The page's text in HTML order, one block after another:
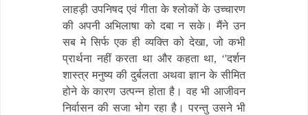
लाहड़ी उपनिषद एवं गीता के श्लोकों के उच्चारण
की अपनी अभिलाषा को दबा न सके। मैंने उन
सब मे सिर्फ एक ही व्यक्ति को देखा, जो कभी
प्रार्थना नहीं करता था और कहता था, ‘'दर्शन
शास्त्र मनुष्य की दुर्बलता अथवा ज्ञान के सीमित
होने के कारण उत्पन्न होता है। वह भी आजीवन
निर्वासन की सजा भोग रहा है। परन्तु उसने भी